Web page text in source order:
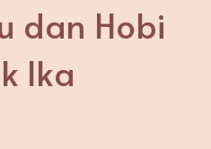
dan Hobi
Ika